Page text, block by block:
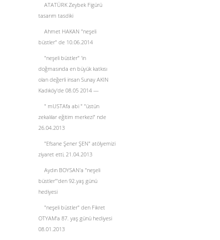
ATATÜRK Zeybek Figürü
tasarım tasdiki
Ahmet HAKAN "neşeli
büstler" de 10.06.2014
"neşeli büstler" 'in
doğmasında en büyük katkısı
olan değerli insan Sunay AKIN
Kadıköy'de 08.05 2014 —
" mUSTAfa abi " "üstün
zekalılar eğitim merkezi" nde
26.04.2013
"Efsane Şener ŞEN" atölyemizi
ziyaret etti, 21.04.2013
Aydın BOYSAN'a "neşeli
büstler"'den 92.yaş günü
hediyesi
"neşeli büstler" den Fikret
OTYAM'a 87. yaş günü hediyesi
08.01.2013